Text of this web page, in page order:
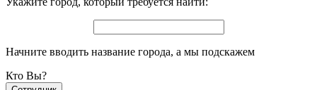
Начните вводить название города, а мы подскажем
Кто Вы?